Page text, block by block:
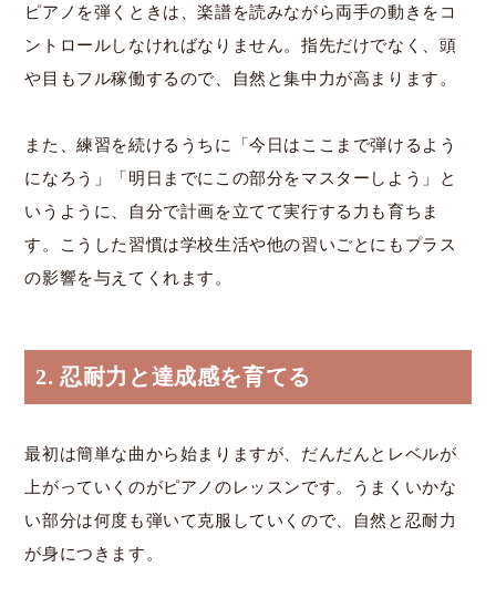
ピアノを弾くときは、楽譜を読みながら両手の動きをコ
ントロールしなければなりません。指先だけでなく、頭
や目もフル稼働するので、自然と集中力が高まります。
また、練習を続けるうちに「今日はここまで弾けるよう
になろう」「明日までにこの部分をマスターしよう」と
いうように、自分で計画を立てて実行する力も育ちま
す。こうした習慣は学校生活や他の習いごとにもプラス
の影響を与えてくれます。
2. 忍耐力と達成感を育てる
最初は簡単な曲から始まりますが、だんだんとレベルが
上がっていくのがピアノのレッスンです。うまくいかな
い部分は何度も弾いて克服していくので、自然と忍耐力
が身につきます。